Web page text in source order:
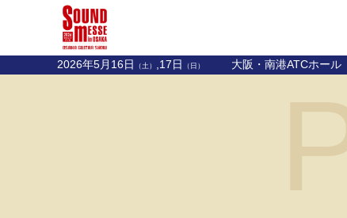
2026年5月16日 （土） ,17日 （日） 大阪・南港ATCホール